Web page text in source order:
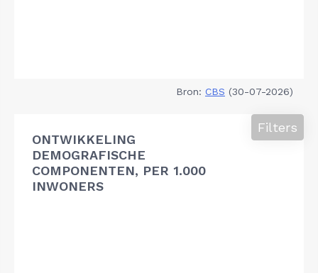
Bron: CBS (30-07-2026)
ONTWIKKELING
DEMOGRAFISCHE
COMPONENTEN, PER 1.000
INWONERS
Filters